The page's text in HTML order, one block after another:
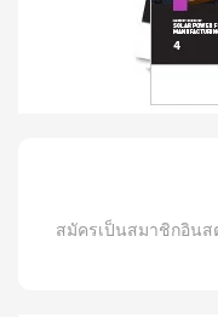
สมัครเป็นสมาชิกอินส